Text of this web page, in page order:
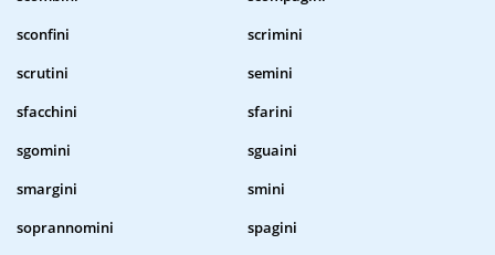
sconfini
scrimini
scrutini
semini
sfacchini
sfarini
sgomini
sguaini
smargini
smini
soprannomini
spagini